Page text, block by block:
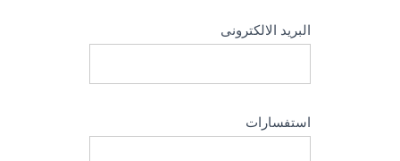
البريد الالكترونى
استفسارات